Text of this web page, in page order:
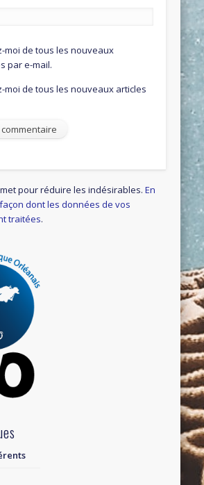
moi de tous les nouveaux
par e-mail.
moi de tous les nouveaux articles
pour réduire les indésirables.En
dont les données de vos
traitées.